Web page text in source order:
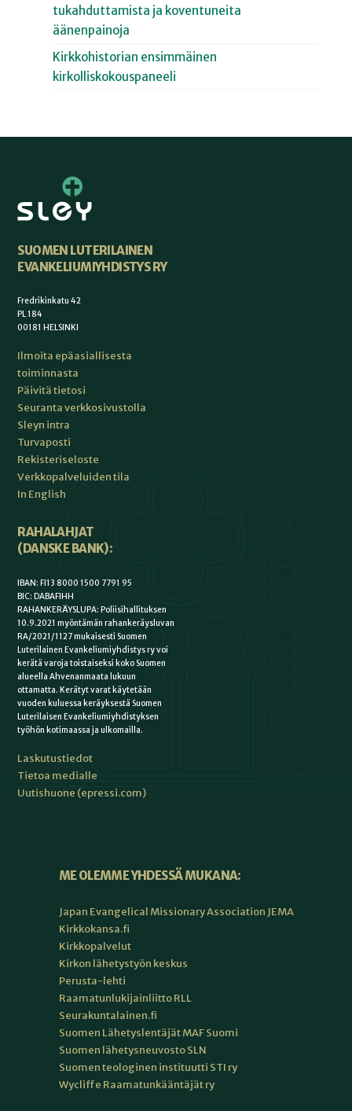
tukahduttamista ja koventuneita
äänenpainoja
Kirkkohistorian ensimmäinen
kirkolliskokouspaneeli
SUOMEN LUTERILAINEN
EVANKELIUMIYHDISTYS RY
Fredrikinkatu 42
PL 184
00181 HELSINKI
Ilmoita epäasiallisesta
toiminnasta
Päivitä tietosi
Seuranta verkkosivustolla
Sleyn intra
Turvaposti
Rekisteriseloste
Verkkopalveluiden tila
In English
RAHALAHJAT
(DANSKE BANK):
IBAN: FI13 8000 1500 7791 95
BIC: DABAFIHH
RAHANKERÄYSLUPA: Poliisihallituksen
10.9.2021 myöntämän rahankeräysluvan
RA/2021/1127 mukaisesti Suomen
Luterilainen Evankeliumiyhdistys ry voi
kerätä varoja toistaiseksi koko Suomen
alueella Ahvenanmaata lukuun
ottamatta. Kerätyt varat käytetään
vuoden kuluessa keräyksestä Suomen
Luterilaisen Evankeliumiyhdistyksen
työhön kotimaassa ja ulkomailla.
Laskutustiedot
Tietoa medialle
Uutishuone (epressi.com)
ME OLEMME YHDESSÄ MUKANA:
Japan Evangelical Missionary Association JEMA
Kirkkokansa.fi
Kirkkopalvelut
Kirkon lähetystyön keskus
Perusta-lehti
Raamatunlukijainliitto RLL
Seurakuntalainen.fi
Suomen Lähetyslentäjät MAF Suomi
Suomen lähetysneuvosto SLN
Suomen teologinen instituutti STI ry
Wycliffe Raamatunkääntäjät ry